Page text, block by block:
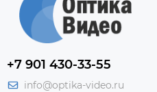
+7 901 430-33-55
info@optika-video.ru